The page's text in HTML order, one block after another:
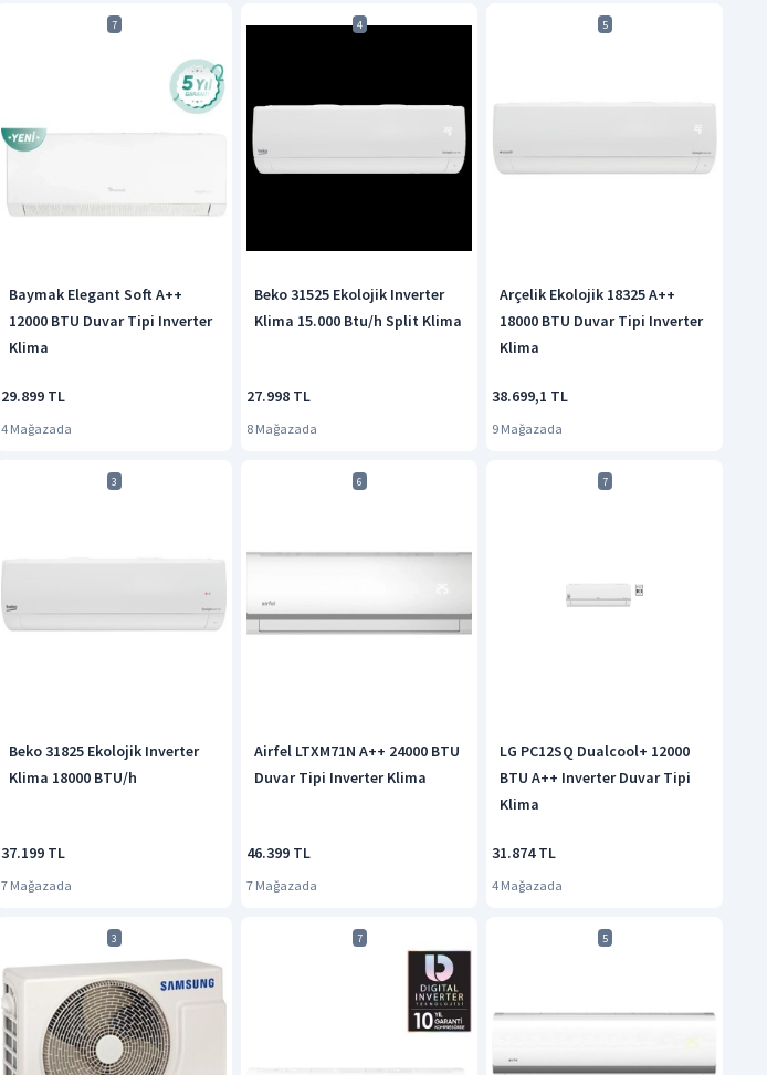
7
Baymak Elegant Soft A++
12000 BTU Duvar Tipi Inverter
Klima
29.899 TL
4 Mağazada
4
Beko 31525 Ekolojik Inverter
Klima 15.000 Btu/h Split Klima
27.998 TL
8 Mağazada
5
Arçelik Ekolojik 18325 A++
18000 BTU Duvar Tipi Inverter
Klima
38.699,1 TL
9 Mağazada
3
Beko 31825 Ekolojik Inverter
Klima 18000 BTU/h
37.199 TL
7 Mağazada
6
Airfel LTXM71N A++ 24000 BTU
Duvar Tipi Inverter Klima
46.399 TL
7 Mağazada
7
LG PC12SQ Dualcool+ 12000
BTU A++ Inverter Duvar Tipi
Klima
31.874 TL
4 Mağazada
3 7 5